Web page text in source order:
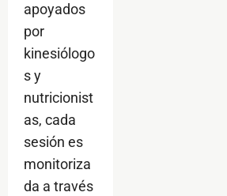
apoyados
por
kinesiólogo
s y
nutricionist
as, cada
sesión es
monitoriza
da a través